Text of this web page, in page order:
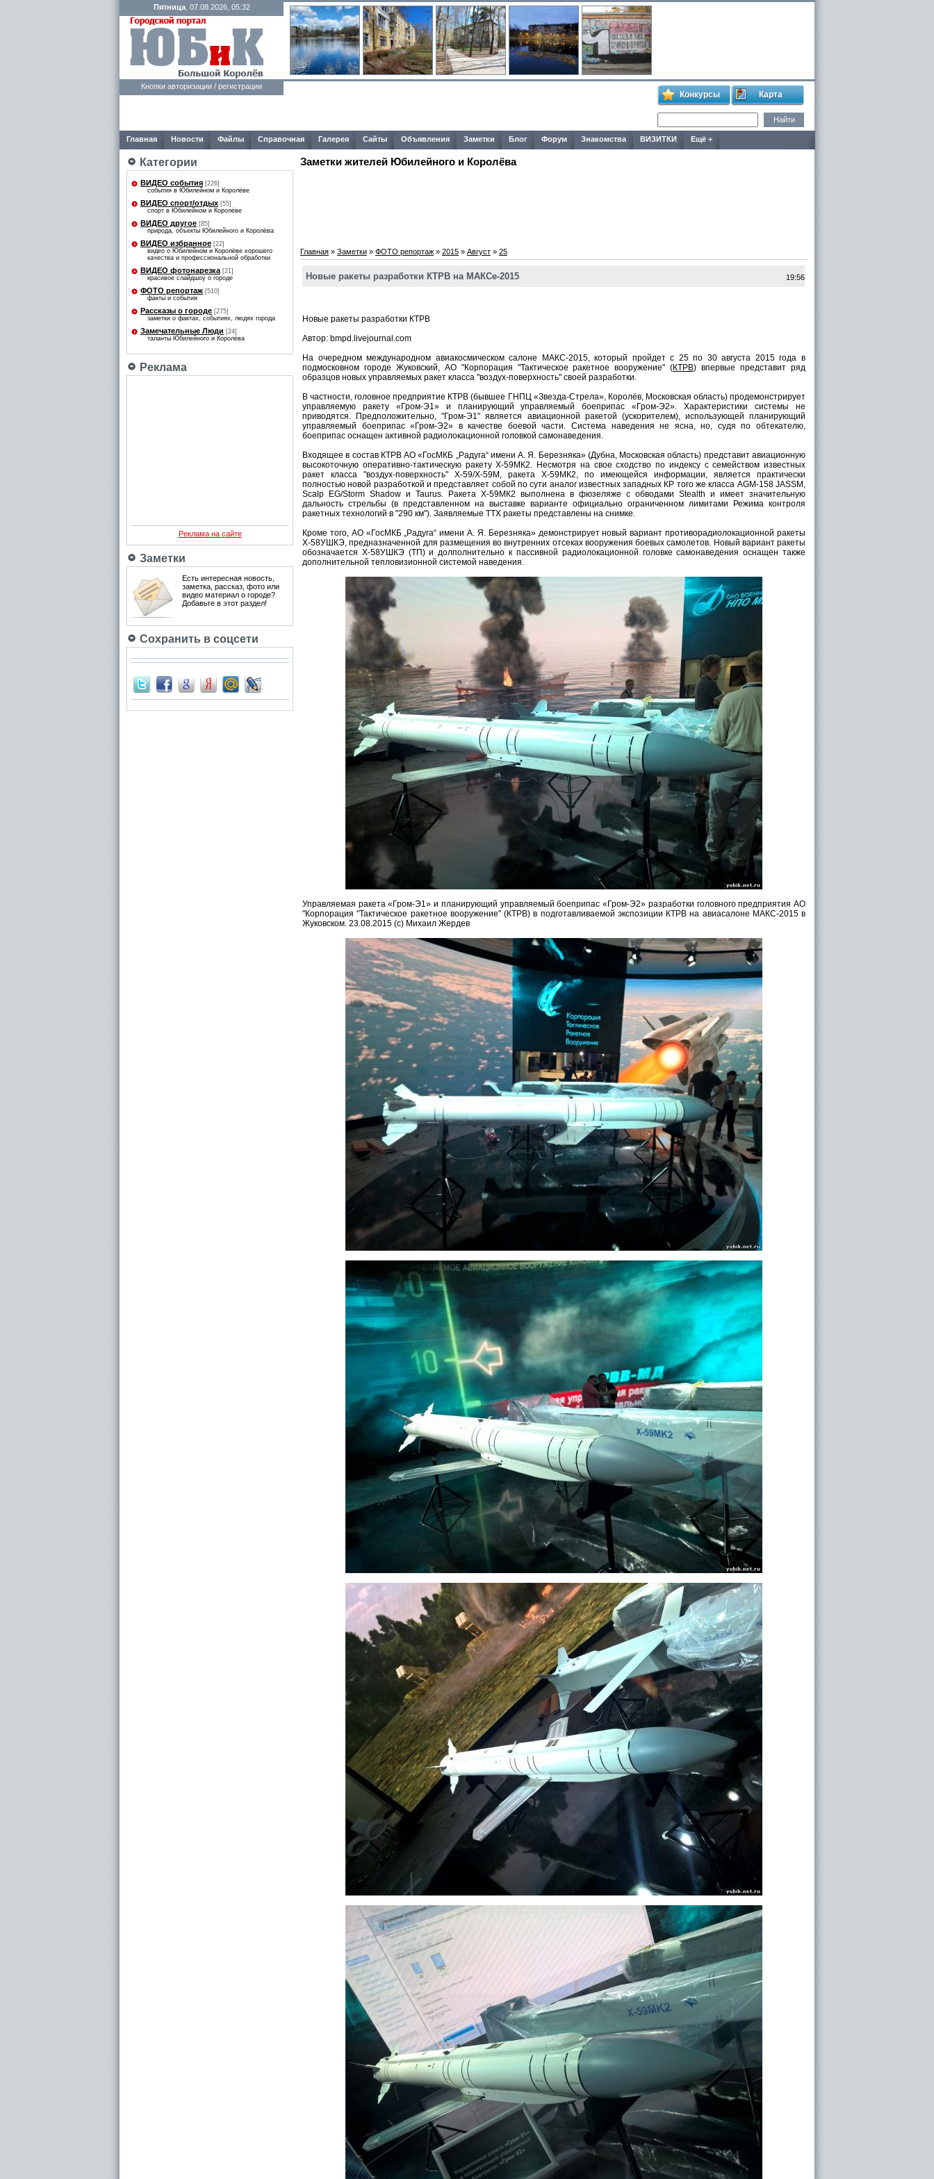
Пятница, 07.08.2026, 05:32
Кнопки авторизации / регистрации
Конкурсы Карта
Главная Новости Файлы Справочная Галерея Сайты Объявления Заметки Блог Форум Знакомства ВИЗИТКИ Ещё +
Категории
ВИДЕО события [226]
события в Юбилейном и Королёве
ВИДЕО спорт/отдых [55]
спорт в Юбилейном и Королёве
ВИДЕО другое [85]
природа, объекты Юбилейного и Королёва
ВИДЕО избранное [22]
видео о Юбилейном и Королёве хорошего
качества и профессиональной обработки
ВИДЕО фотонарезка [21]
красивое слайдшоу о городе
ФОТО репортаж [510]
факты и события
Рассказы о городе [275]
заметки о фактах, событиях, людях города
Замечательные Люди [24]
таланты Юбилейного и Королёва
Реклама
Реклама на сайте
Заметки
Есть интересная новость,
заметка, рассказ, фото или
видео материал о городе?
Добавьте в этот раздел!
Сохранить в соцсети
Заметки жителей Юбилейного и Королёва
Главная » Заметки » ФОТО репортаж » 2015 » Август » 25
Новые ракеты разработки КТРВ на МАКСе-2015 19:56
Новые ракеты разработки КТРВ
Автор: bmpd.livejournal.com
На очередном международном авиакосмическом салоне МАКС-2015, который пройдет с 25 по 30 августа 2015 года в
подмосковном городе Жуковский, АО "Корпорация "Тактическое ракетное вооружение" (КТРВ) впервые представит ряд
образцов новых управляемых ракет класса "воздух-поверхность" своей разработки.
В частности, головное предприятие КТРВ (бывшее ГНПЦ «Звезда-Стрела», Королёв, Московская область) продемонстрирует
управляемую ракету «Гром-Э1» и планирующий управляемый боеприпас «Гром-Э2». Характеристики системы не
приводятся. Предположительно, "Гром-Э1" является авиационной ракетой (ускорителем), использующей планирующий
управляемый боеприпас «Гром-Э2» в качестве боевой части. Система наведения не ясна, но, судя по обтекателю,
боеприпас оснащен активной радиолокационной головкой самонаведения.
Входящее в состав КТРВ АО «ГосМКБ „Радуга“ имени А. Я. Березняка» (Дубна, Московская область) представит авиационную
высокоточную оперативно-тактическую ракету Х-59МК2. Несмотря на свое сходство по индексу с семейством известных
ракет класса "воздух-поверхность" Х-59/Х-59М, ракета Х-59МК2, по имеющейся информации, является практически
полностью новой разработкой и представляет собой по сути аналог известных западных КР того же класса AGM-158 JASSM,
Scalp EG/Storm Shadow и Taurus. Ракета Х-59МК2 выполнена в фюзеляже с обводами Stealth и имеет значительную
дальность стрельбы (в представленном на выставке варианте официально ограниченном лимитами Режима контроля
ракетных технологий в "290 км"). Заявляемые ТТХ ракеты представлены на снимке.
Кроме того, АО «ГосМКБ „Радуга“ имени А. Я. Березняка» демонстрирует новый вариант противорадиолокационной ракеты
Х-58УШКЭ, предназначенной для размещения во внутренних отсеках вооружения боевых самолетов. Новый вариант ракеты
обозначается Х-58УШКЭ (ТП) и долполнительно к пассивной радиолокационной головке самонаведения оснащен также
дополнительной тепловизионной системой наведения.
Управляемая ракета «Гром-Э1» и планирующий управляемый боеприпас «Гром-Э2» разработки головного предприятия АО
"Корпорация "Тактическое ракетное вооружение" (КТРВ) в подготавливаемой экспозиции КТРВ на авиасалоне МАКС-2015 в
Жуковском. 23.08.2015 (с) Михаил Жердев